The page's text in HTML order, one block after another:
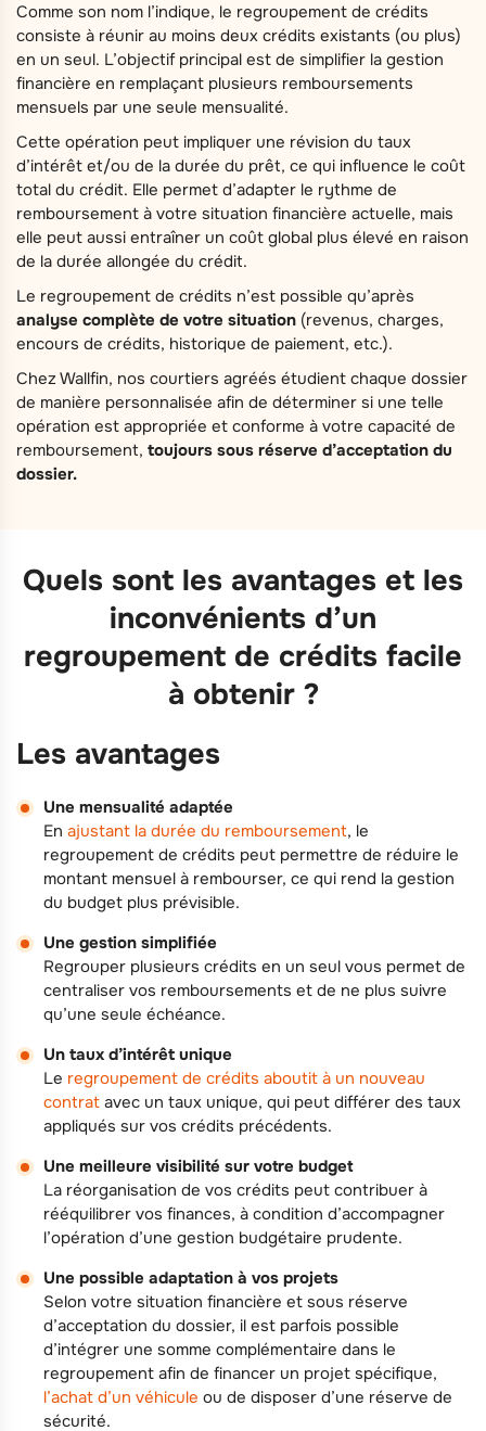
Comme son nom l’indique, le regroupement de crédits
consiste à réunir au moins deux crédits existants (ou plus)
en un seul. L’objectif principal est de simplifier la gestion
financière en remplaçant plusieurs remboursements
mensuels par une seule mensualité.
Cette opération peut impliquer une révision du taux
d’intérêt et/ou de la durée du prêt, ce qui influence le coût
total du crédit. Elle permet d’adapter le rythme de
remboursement à votre situation financière actuelle, mais
elle peut aussi entraîner un coût global plus élevé en raison
de la durée allongée du crédit.
Le regroupement de crédits n’est possible qu’après
analyse complète de votre situation (revenus, charges,
encours de crédits, historique de paiement, etc.).
Chez Wallfin, nos courtiers agréés étudient chaque dossier
de manière personnalisée afin de déterminer si une telle
opération est appropriée et conforme à votre capacité de
remboursement, toujours sous réserve d’acceptation du
dossier.
Quels sont les avantages et les
inconvénients d’un
regroupement de crédits facile
à obtenir ?
Les avantages
Une mensualité adaptée
En ajustant la durée du remboursement, le
regroupement de crédits peut permettre de réduire le
montant mensuel à rembourser, ce qui rend la gestion
du budget plus prévisible.
Une gestion simplifiée
Regrouper plusieurs crédits en un seul vous permet de
centraliser vos remboursements et de ne plus suivre
qu’une seule échéance.
Un taux d’intérêt unique
Le regroupement de crédits aboutit à un nouveau
contrat avec un taux unique, qui peut différer des taux
appliqués sur vos crédits précédents.
Une meilleure visibilité sur votre budget
La réorganisation de vos crédits peut contribuer à
rééquilibrer vos finances, à condition d’accompagner
l’opération d’une gestion budgétaire prudente.
Une possible adaptation à vos projets
Selon votre situation financière et sous réserve
d’acceptation du dossier, il est parfois possible
d’intégrer une somme complémentaire dans le
regroupement afin de financer un projet spécifique,
l’achat d’un véhicule ou de disposer d’une réserve de
sécurité.